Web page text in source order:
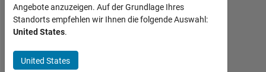
How to
use unique
conditional
Angebote anzuzeigen. Auf der Grundlage Ihres
Standorts empfehlen wir Ihnen die folgende Auswahl:
United States.
United States